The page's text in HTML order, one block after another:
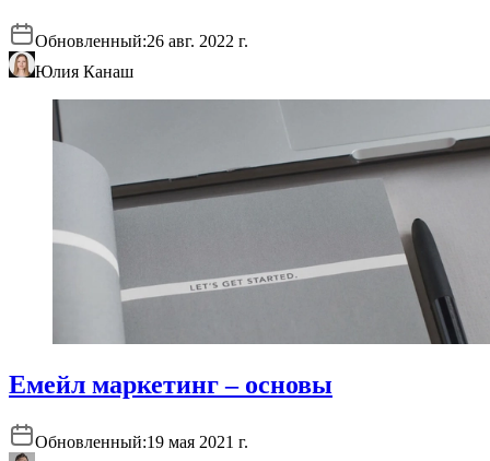
Обновленный:26 авг. 2022 г.
Юлия Канаш
Емейл маркетинг – основы
Обновленный:19 мая 2021 г.